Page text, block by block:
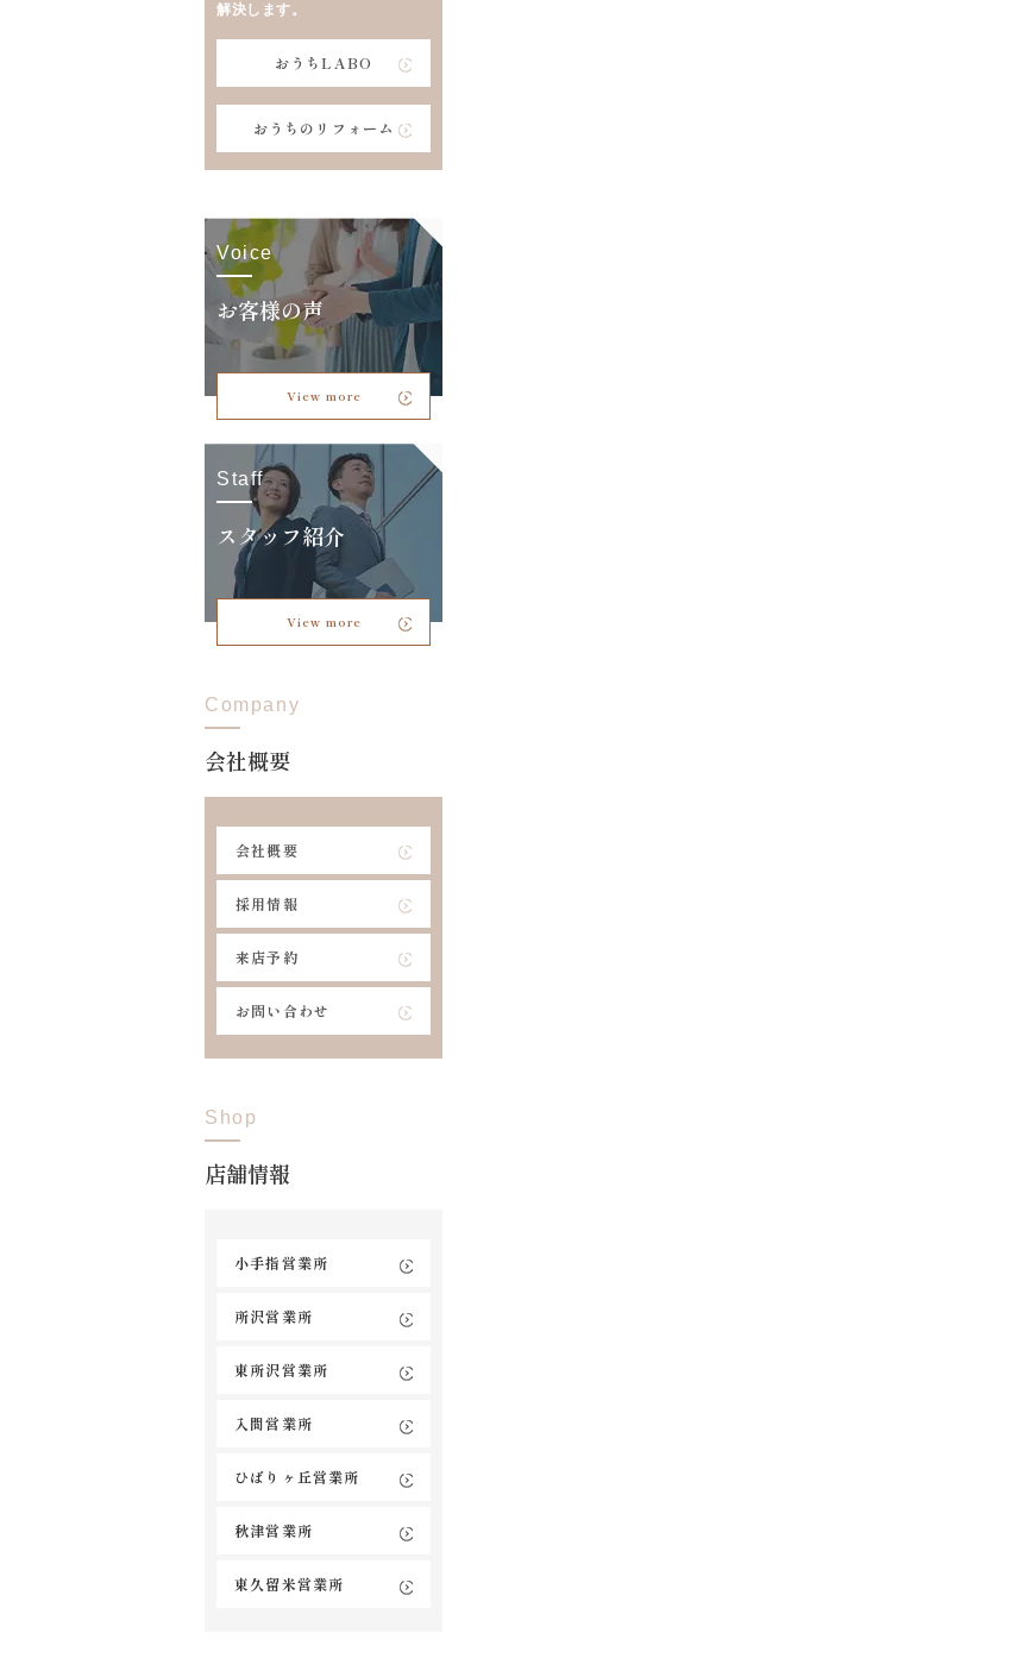
解決します。
おうちLABO
おうちのリフォーム
Voice
お客様の声
View more
Staff
スタッフ紹介
View more
Company
会社概要
会社概要
採用情報
来店予約
お問い合わせ
Shop
店舗情報
小手指営業所
所沢営業所
東所沢営業所
入間営業所
ひばりヶ丘営業所
秋津営業所
東久留米営業所